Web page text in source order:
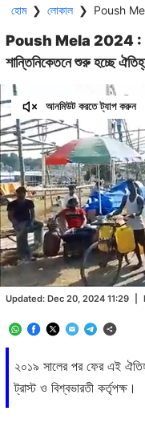
হোম ❯ লোকাল ❯
Poush Mela 2024 : ৩
শান্তিনিকেতনে শুরু হচ্ছে
২০১৯ সালের পর ফের এই
ট্রাস্ট ও বিশ্বভারতী কর্তৃপক্ষ।
Updated: Dec 20, 2024 11:29
আনমিউট করতে ট্যাপ করুন
Loaded
33.94%